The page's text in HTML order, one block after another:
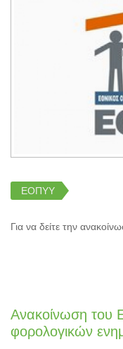
ΕΟΠΥΥ
Για να δείτε την
Ανακοίνωση του
φορολογικών